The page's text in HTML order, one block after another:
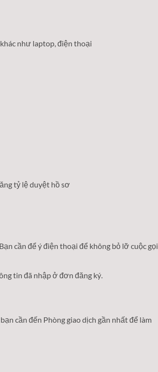
khác như laptop, điện thoại
tỷ lệ duyệt hồ sơ
cần để ý điện thoại để không bỏ lỡ cuộc gọi
tin đã nhập ở đơn đăng ký.
cần đến Phòng giao dịch gần nhất để làm